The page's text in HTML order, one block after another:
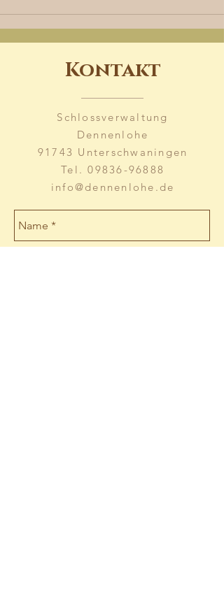
Kontakt
Schlossverwaltung
Dennenlohe
91743 Unterschwaningen
Tel.09836-96888
info@dennenlohe.de